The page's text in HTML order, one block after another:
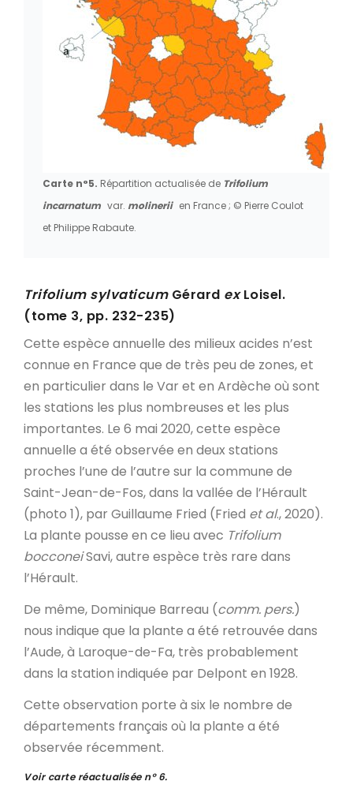
Carte n°5. Répartition actualisée de Trifolium
incarnatum var. molinerii en France ; © Pierre Coulot
et Philippe Rabaute.
Trifolium sylvaticumGérard exLoisel.
(tome 3, pp. 232-235)
Cette espèce annuelle des milieux acides n’est
connue en France que de très peu de zones, et
en particulier dans le Var et en Ardèche où sont
les stations les plus nombreuses et les plus
importantes. Le 6 mai 2020, cette espèce
annuelle a été observée en deux stations
proches l’une de l’autre sur la commune de
Saint-Jean-de-Fos, dans la vallée de l’Hérault
(photo 1), par Guillaume Fried (Fried et al., 2020).
La plante pousse en ce lieu avec Trifolium
bocconeiSavi, autre espèce très rare dans
l’Hérault.
De même, Dominique Barreau (comm. pers.)
nous indique que la plante a été retrouvée dans
l’Aude, à Laroque-de-Fa, très probablement
dans la station indiquée par Delpont en 1928.
Cette observation porte à six le nombre de
départements français où la plante a été
observée récemment.
Voir carte réactualisée n° 6.